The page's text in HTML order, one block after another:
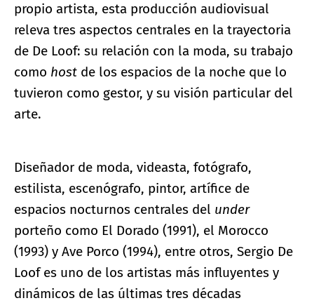
propio artista, esta producción audiovisual
releva tres aspectos centrales en la trayectoria
de De Loof: su relación con la moda, su trabajo
como host de los espacios de la noche que lo
tuvieron como gestor, y su visión particular del
arte.
Diseñador de moda, videasta, fotógrafo,
estilista, escenógrafo, pintor, artífice de
espacios nocturnos centrales del under
porteño como El Dorado (1991), el Morocco
(1993) y Ave Porco (1994), entre otros, Sergio De
Loof es uno de los artistas más influyentes y
dinámicos de las últimas tres décadas